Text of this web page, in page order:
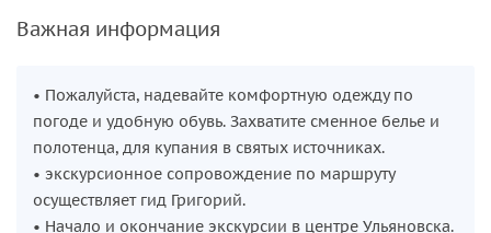
Важная информация
• Пожалуйста, надевайте комфортную одежду по
погоде и удобную обувь. Захватите сменное белье и
полотенца, для купания в святых источниках.
• экскурсионное сопровождение по маршруту
осуществляет гид Григорий.
• Начало и окончание экскурсии в центре Ульяновска.